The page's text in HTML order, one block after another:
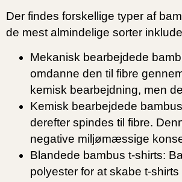
Der findes forskellige typer af
de mest almindelige sorter
Mekanisk bearbejdede
omdanne den til fibre
kemisk bearbejdning, men
Kemisk bearbejdede
derefter spindes til fibre.
negative miljømæssige
Blandede bambus t-shirts:
polyester for at skabe t-